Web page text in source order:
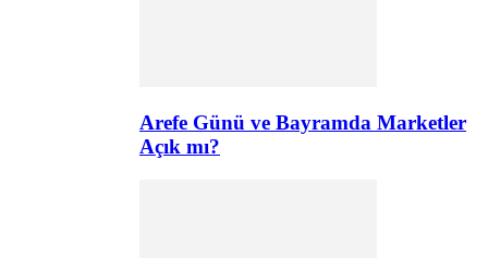
Arefe Günü ve Bayramda Marketler
Açık mı?